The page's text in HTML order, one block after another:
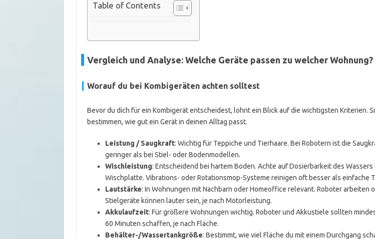
Table of Contents
Vergleich und Analyse: Welche Geräte passen zu welcher Wohnung?
Worauf du bei Kombigeräten achten solltest
Bevor du dich für ein Kombigerät entscheidest, lohnt ein Blick auf die wichtigsten Kriterien.
bestimmen, wie gut ein Gerät in deinen Alltag passt.
Leistung / Saugkraft: Wichtig für Teppiche und Tierhaare. Bei Robotern ist die
geringer als bei Stiel- oder Bodenmodellen.
Wischleistung: Entscheidend bei hartem Boden. Achte auf Dosierbarkeit des
Wischplatte. Vibrations- oder Rotationsmop-Systeme reinigen oft besser als einfache
Lautstärke: In Wohnungen mit Nachbarn oder Homeoffice relevant. Roboter arbeiten
Stielgeräte können lauter sein, je nach Motorleistung.
Akkulaufzeit: Für größere Wohnungen wichtig. Roboter und Akkustiele sollten
60 Minuten schaffen, je nach Fläche.
Behälter-/Wassertankgröße: Bestimmt, wie viel Fläche du mit einem Durchgang